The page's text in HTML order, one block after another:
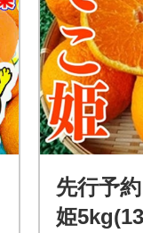
先行予
姫5kg(13